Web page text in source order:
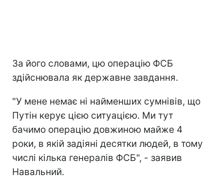
За його словами, цю операцію ФСБ
здійснювала як державне завдання.
"У мене немає ні найменших сумнівів, що
Путін керує цією ситуацією. Ми тут
бачимо операцію довжиною майже 4
роки, в якій задіяні десятки людей, в тому
числі кілька генералів ФСБ", - заявив
Навальний.